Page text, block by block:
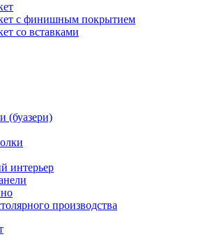
с финишным покрытием
со вставками
(буазери)
интерьер
производства